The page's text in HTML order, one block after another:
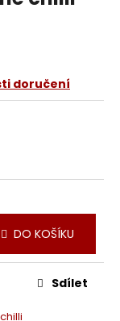
doručení
DO KOŠÍKU
Sdílet